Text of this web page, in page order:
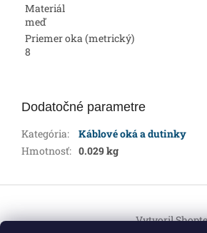
Materiál
meď
Priemer oka (metrický)
8
Dodatočné parametre
Kategória:
Káblové oká a dutinky
Hmotnosť: 0.029 kg
p
Vytvoril